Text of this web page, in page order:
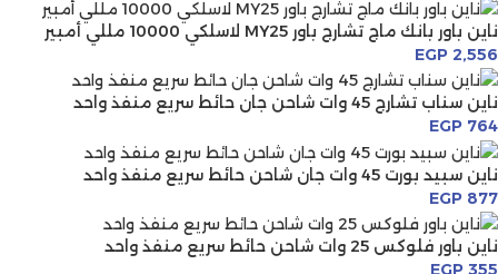
ناين باور بانك ماج تشارج باور MY25 لاسلكي 10000 مللي أمبير
EGP 2,556
ناين سناب تشارج 45 وات شاحن جان حائط سريع منفذ واحد
EGP 764
ناين سبيد بورت 45 وات جان شاحن حائط سريع منفذ واحد
EGP 877
ناين باور فلوكس 25 وات شاحن حائط سريع منفذ واحد
EGP 355